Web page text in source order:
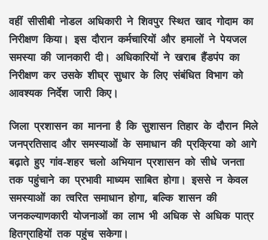
वहीं सीसीबी नोडल अधिकारी ने शिवपुर स्थित खाद गोदाम का
निरीक्षण किया। इस दौरान कर्मचारियों और हमालों ने पेयजल
समस्या की जानकारी दी। अधिकारियों ने खराब हैंडपंप का
निरीक्षण कर उसके शीघ्र सुधार के लिए संबंधित विभाग को
आवश्यक निर्देश जारी किए।
जिला प्रशासन का मानना है कि सुशासन तिहार के दौरान मिले
जनप्रतिसाद और समस्याओं के समाधान की प्रक्रिया को आगे
बढ़ाते हुए गांव-शहर चलो अभियान प्रशासन को सीधे जनता
तक पहुंचाने का प्रभावी माध्यम साबित होगा। इससे न केवल
समस्याओं का त्वरित समाधान होगा, बल्कि शासन की
जनकल्याणकारी योजनाओं का लाभ भी अधिक से अधिक पात्र
हितग्राहियों तक पहुंच सकेगा।